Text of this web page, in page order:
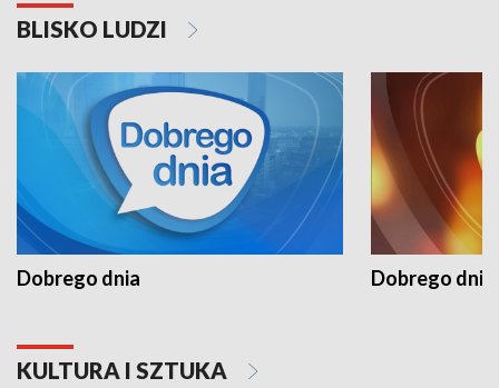
BLISKO LUDZI
Dobrego dnia Dobrego dnia
KULTURA I SZTUKA